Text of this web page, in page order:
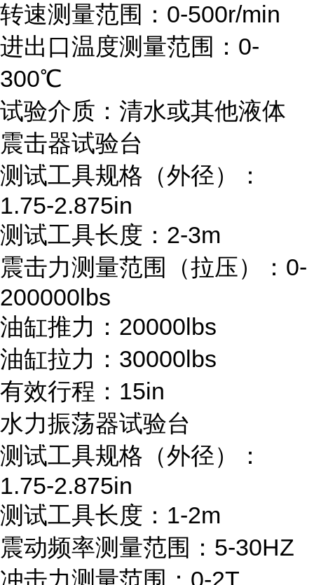
转速测量范围：0-500r/min
进出口温度测量范围：0-
300℃
试验介质：清水或其他液体
震击器试验台
测试工具规格（外径）：
1.75-2.875in
测试工具长度：2-3m
震击力测量范围（拉压）：0-
200000lbs
油缸推力：20000lbs
油缸拉力：30000lbs
有效行程：15in
水力振荡器试验台
测试工具规格（外径）：
1.75-2.875in
测试工具长度：1-2m
震动频率测量范围：5-30HZ
冲击力测量范围：0-2T